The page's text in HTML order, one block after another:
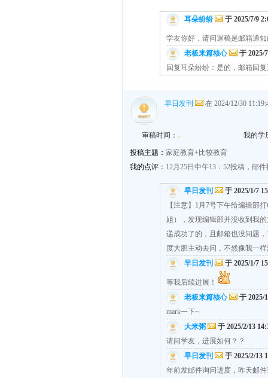
耳朵纷纷 于 2025/7/9
学友你好，请问退稿是邮箱通
老板来篇核心
于 2025/
回复耳朵纷纷：是的，邮箱回
早日发刊 在 2024/12/30
审稿时间： - 我的学
投稿主题： 家庭教育+比较教育
我的点评： 12月25日中午13：52投稿，邮
早日发刊
于 2025/1/7
【注意】1月7号下午给编辑部
姐），发现编辑部并没收到我
递成功了的，且邮箱也没问题
度大胆主动去问，不然像我一
早日发刊
于 2025/1/7
等我后续进展！
老板来篇核心
于 2025/
mark一下~
大米粥
于 2025/2/13
请问学友，进展如何？？
早日发刊
于 2025/2/13
年前发邮件询问进度，昨天邮